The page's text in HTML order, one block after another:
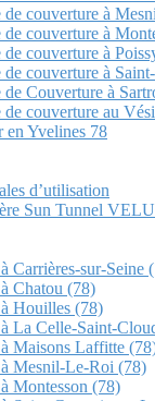
de couverture à
de couverture à
de couverture à
de couverture à
de Couverture à
de couverture au
en Yvelines 78
d’utilisation
Sun Tunnel
Carrières-sur-Seine
Chatou (78)
Houilles (78)
La Celle-Saint-
Maisons Laffitte
Mesnil-Le-Roi (78)
Montesson (78)